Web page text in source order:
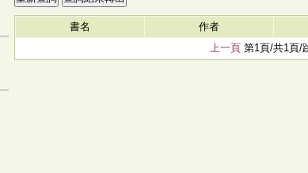
書名 作者
上一頁第1頁/共1頁/